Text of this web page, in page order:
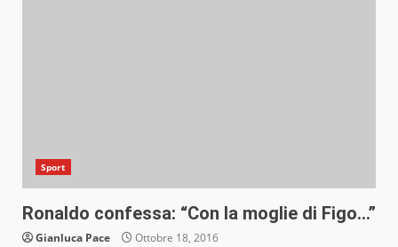
Sport
Ronaldo confessa: “Con la moglie di Figo…”
Gianluca Pace Ottobre 18, 2016